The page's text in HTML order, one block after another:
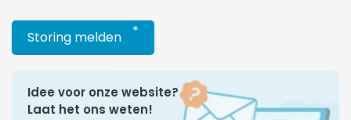
Storing melden *
Idee voor onze website?
Laat het ons weten!